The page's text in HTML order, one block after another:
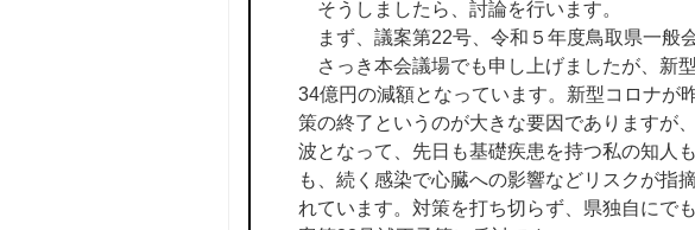
そうしましたら、討論を行います。
まず、議案第22号、令和５年度鳥取県一般
さっき本会議場でも申し上げましたが、新
34億円の減額となっています。新型コロナが
策の終了というのが大きな要因でありますが
波となって、先日も基礎疾患を持つ私の知人
も、続く感染で心臓への影響などリスクが指
れています。対策を打ち切らず、県独自にで